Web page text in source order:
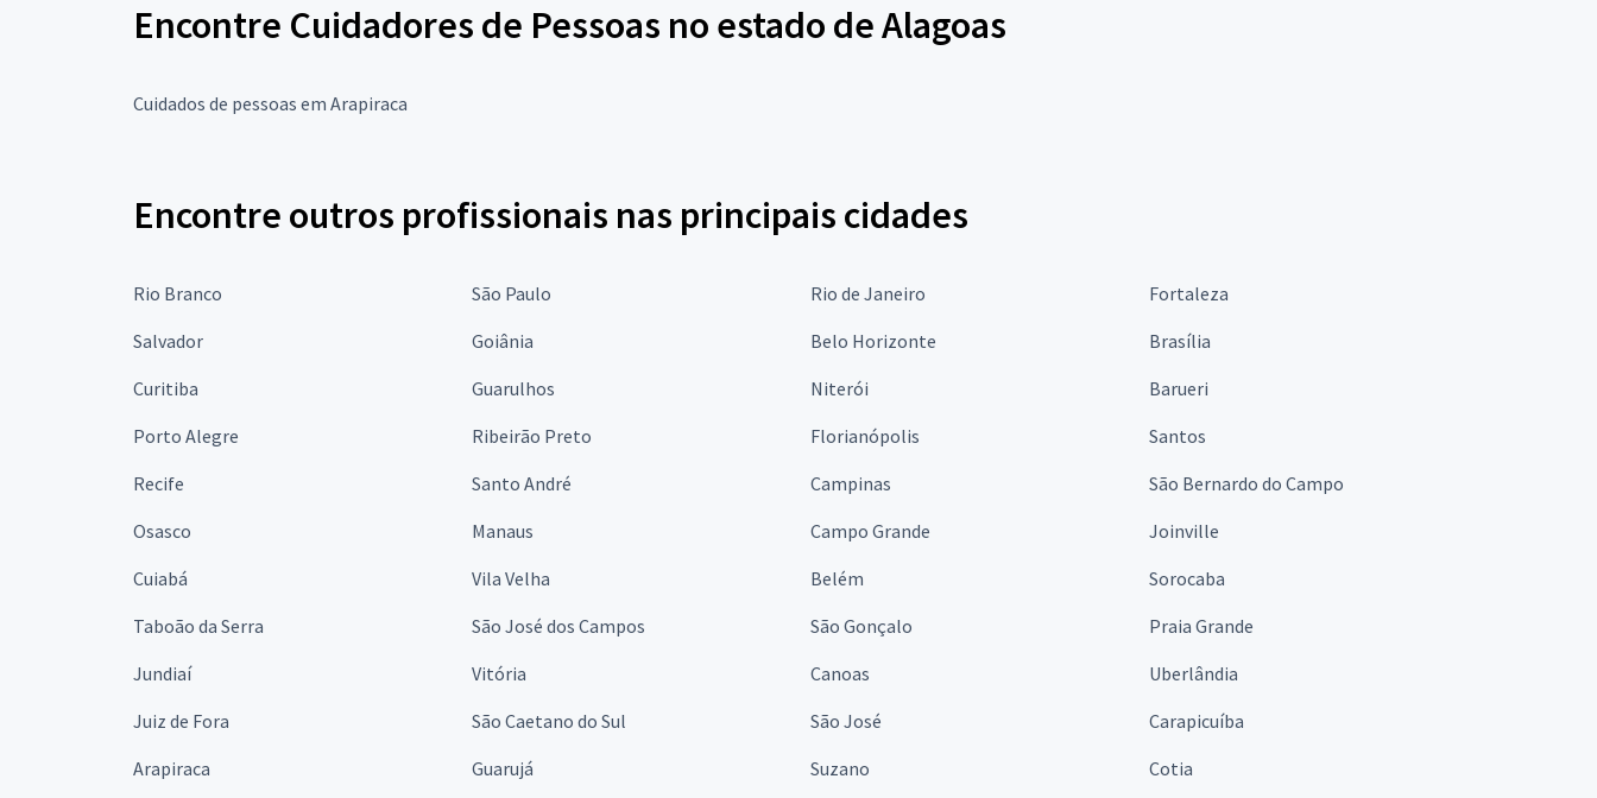
Encontre Cuidadores de Pessoas no estado de Alagoas
Cuidados de pessoas em Arapiraca
Encontre outros profissionais nas principais cidades
Rio Branco São Paulo Rio de Janeiro
Fortaleza
Salvador
Goiânia Belo Horizonte
Brasília
Curitiba
Guarulhos Niterói
Barueri
Porto Alegre
Ribeirão Preto Florianópolis
Santos
Recife
Santo André Campinas
São Bernardo do Campo
Osasco
Manaus Campo Grande
Joinville
Cuiabá
Vila Velha Belém
Sorocaba
Taboão da Serra
São José dos Campos São Gonçalo
Praia Grande
Jundiaí
Vitória Canoas
Uberlândia
Juiz de Fora
São Caetano do Sul São José
Carapicuíba
Arapiraca
Guarujá Suzano Cotia